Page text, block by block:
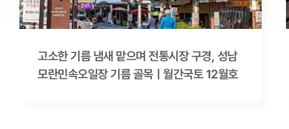
고소한 기름 냄새 맡으며 전통시장 구경, 성남
모란민속오일장 기름 골목ㅣ월간국토 12월호